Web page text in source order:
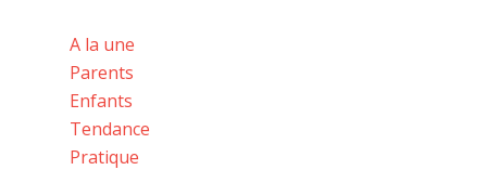
A la une
Parents
Enfants
Tendance
Pratique